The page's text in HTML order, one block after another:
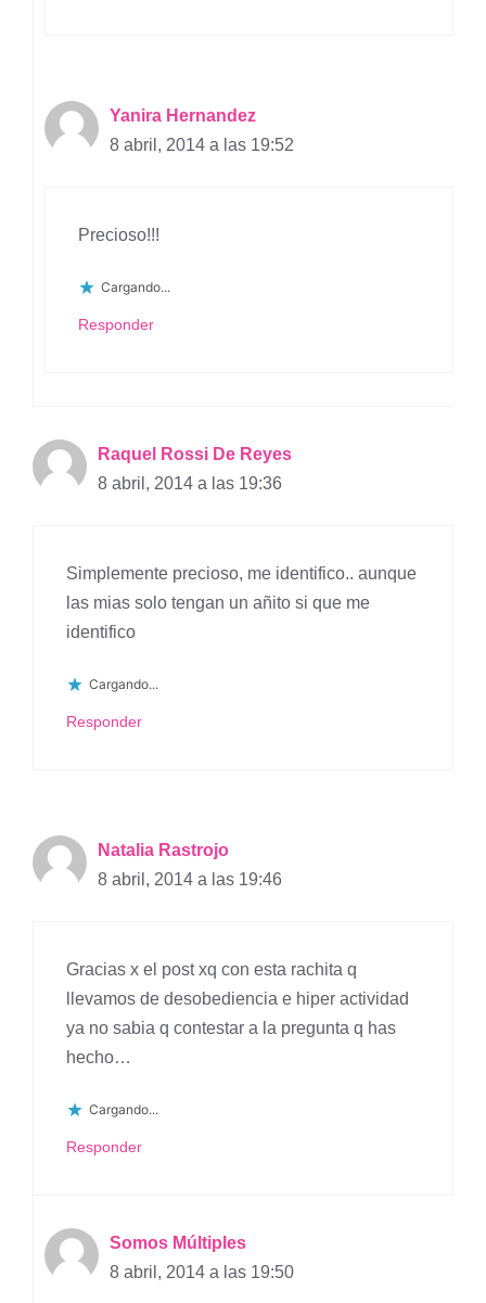
Yanira Hernandez
8 abril, 2014 a las 19:52
Precioso!!!
Cargando...
Responder
Raquel Rossi De Reyes
8 abril, 2014 a las 19:36
Simplemente precioso, me identifico.. aunque
las mias solo tengan un añito si que me
identifico
Cargando...
Responder
Natalia Rastrojo
8 abril, 2014 a las 19:46
Gracias x el post xq con esta rachita q
llevamos de desobediencia e hiper actividad
ya no sabia q contestar a la pregunta q has
hecho…
Cargando...
Responder
Somos Múltiples
8 abril, 2014 a las 19:50